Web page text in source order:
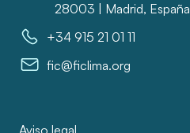
28003 | Madrid, España
+34 915 21 01 11
fic@ficlima.org
Aviso legal